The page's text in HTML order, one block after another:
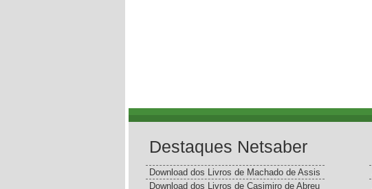
Destaques Netsaber
Download dos Livros de Machado de Assis
Download dos Livros de Casimiro de Abreu